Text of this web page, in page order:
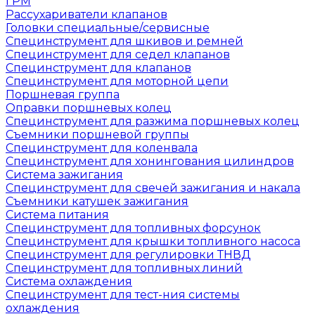
Рассухариватели клапанов
Головки специальные/сервисные
Специнструмент для шкивов и ремней
Специнструмент для седел клапанов
Специнструмент для клапанов
Специнструмент для моторной цепи
Поршневая группа
Оправки поршневых колец
Специнструмент для разжима поршневых колец
Съемники поршневой группы
Специнструмент для коленвала
Специнструмент для хонингования цилиндров
Система зажигания
Специнструмент для свечей зажигания и накала
Съемники катушек зажигания
Система питания
Специнструмент для топливных форсунок
Специнструмент для крышки топливного насоса
Специнструмент для регулировки ТНВД
Специнструмент для топливных линий
Система охлаждения
Специнструмент для тест-ния системы
охлаждения